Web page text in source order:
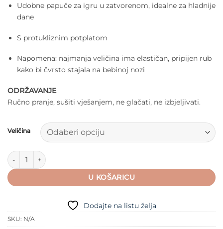
Udobne papuče za igru u zatvorenom, idealne za hladnije
dane
S protukliznim potplatom
Napomena: najmanja veličina ima elastičan, pripijen rub
kako bi čvrsto stajala na bebinoj nozi
ODRŽAVANJE
Ručno pranje, sušiti vješanjem, ne glačati, ne izbjeljivati.
Veličina
Liewood - Aviaja Dječje Papuče Sob - Pecan količina
U KOŠARICU
Dodajte na listu želja
SKU: N/A